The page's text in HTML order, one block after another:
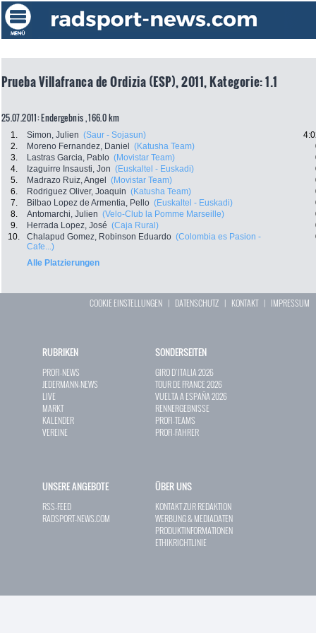
Prueba Villafranca de Ordizia (ESP), 2011, Kategorie: 1.1
25.07.2011: Endergebnis , 166.0 km
1. Simon, Julien (Saur - Sojasun)
2.
Moreno Fernandez, Daniel (Katusha Team)
3.
Lastras Garcia, Pablo (Movistar Team)
4.
Izaguirre Insausti, Jon (Euskaltel - Euskadi)
5.
Madrazo Ruiz, Angel (Movistar Team)
6.
Rodriguez Oliver, Joaquin (Katusha Team)
7.
Bilbao Lopez de Armentia, Pello (Euskaltel - Euskadi)
8.
Antomarchi, Julien (Velo-Club la Pomme Marseille)
9.
Herrada Lopez, José (Caja Rural)
10.
Chalapud Gomez, Robinson Eduardo (Colombia es Pasion -
Cafe...)
Alle Platzierungen
COOKIE EINSTELLUNGEN | DATENSCHUTZ | KONTAKT| IMPRESSUM
RUBRIKEN
PROFI-NEWS
JEDERMANN-NEWS
LIVE
MARKT
KALENDER
VEREINE
SONDERSEITEN
GIRO D`ITALIA 2026
TOUR DE FRANCE 2026
VUELTA A ESPAÑA 2026
RENNERGEBNISSE
PROFI-TEAMS
PROFI-FAHRER
UNSERE ANGEBOTE
RSS-FEED
RADSPORT-NEWS.COM
ÜBER UNS
KONTAKT ZUR REDAKTION
WERBUNG & MEDIADATEN
PRODUKTINFORMATIONEN
ETHIKRICHTLINIE